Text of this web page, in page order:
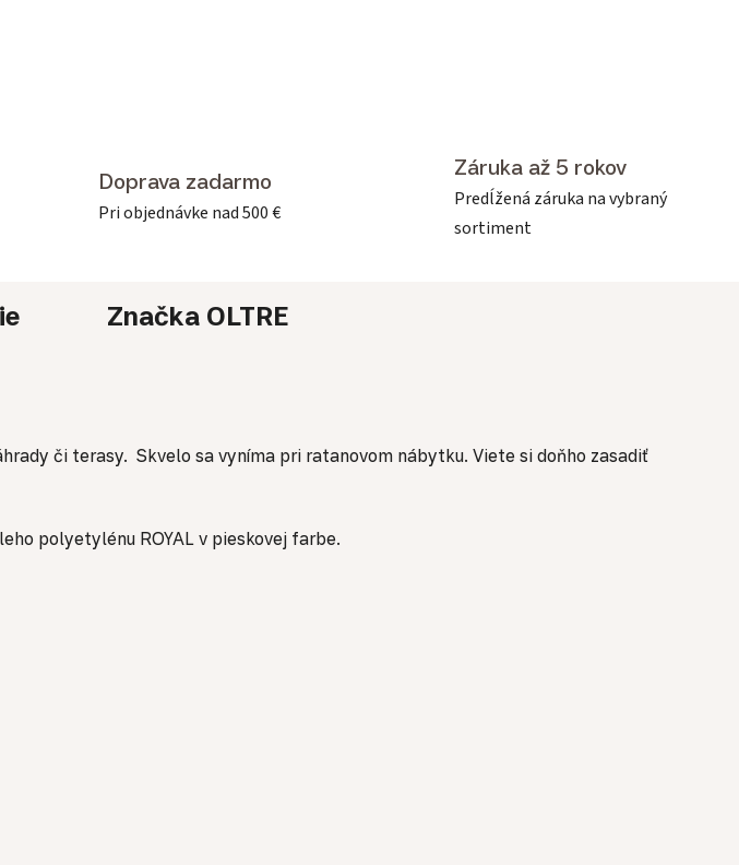
Doprava zadarmo
Pri objednávke nad 500 €
Záruka až 5 rokov
Predĺžená záruka na vybraný
sortiment
Značka OLTRE
či terasy. Skvelo sa vyníma pri ratanovom nábytku. Viete si doňho zasadiť
polyetylénu ROYAL v pieskovej farbe.